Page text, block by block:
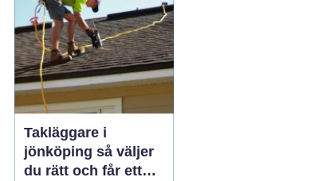
genomgån...
Takläggare i
jönköping så väljer
du rätt och får ett